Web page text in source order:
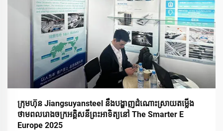
ក្រុមហ៊ុន Jiangsuyansteel នឹងបង្ហាញដំណោះស្រាយតម្លើង
ថាមពលរោងចក្រអគ្គិសនីព្រះអាទិត្យនៅ The Smarter E
Europe 2025